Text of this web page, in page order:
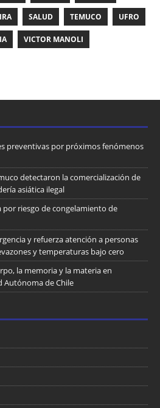
SALUD TEMUCO UFRO
VICTOR MANOLI
preventivas por próximos fenómenos
detectaron la comercialización de
asiática ilegal
por riesgo de congelamiento de
y refuerza atención a personas
y temperaturas bajo cero
la memoria y la materia en
Autónoma de Chile